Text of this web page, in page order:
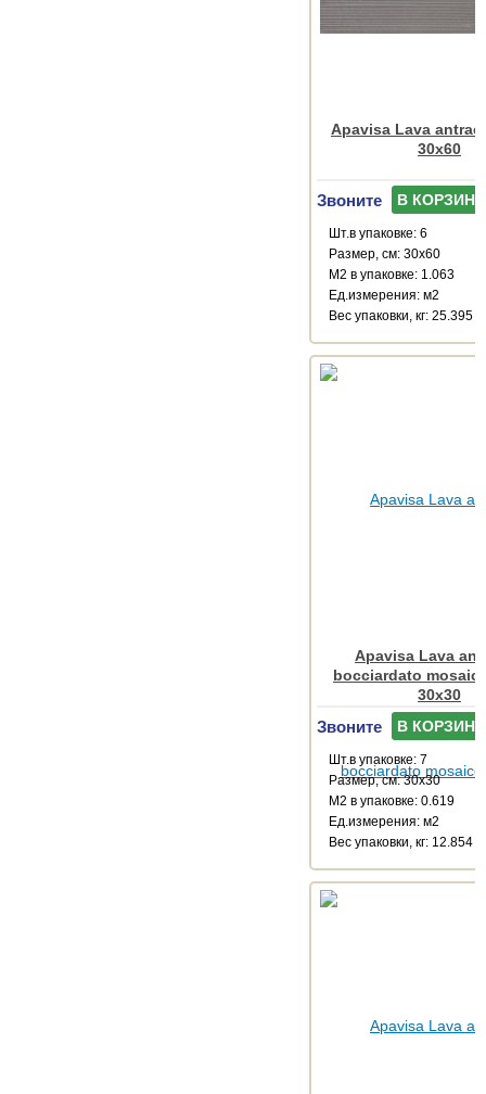
Apavisa Lava
30x60
Звоните В КОРЗИНУ
Шт.в упаковке: 6
Размер, см: 30x60
М2 в упаковке: 1.063
Ед.измерения: м2
Веc упаковки, кг: 25.395
Apavisa Lava
bocciardato
30x30
Звоните В КОРЗИНУ
Шт.в упаковке: 7
Размер, см: 30x30
М2 в упаковке: 0.619
Ед.измерения: м2
Веc упаковки, кг: 12.854